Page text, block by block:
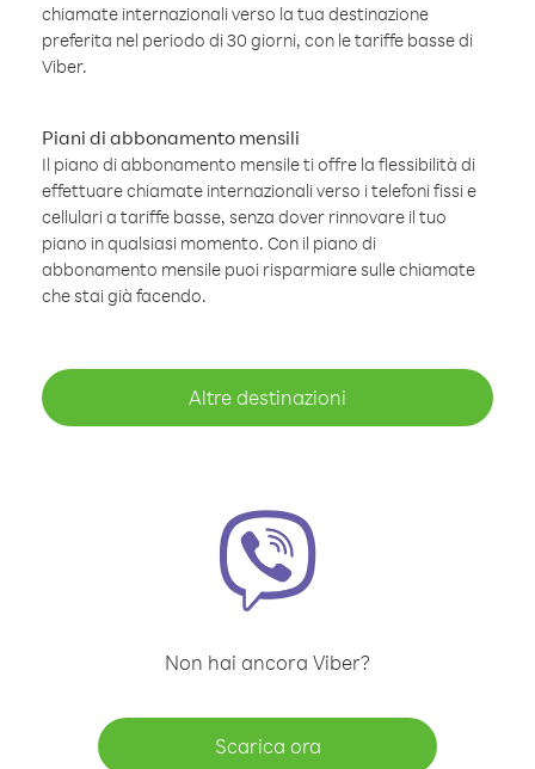
chiamate internazionali verso la tua destinazione
preferita nel periodo di 30 giorni, con le tariffe basse di
Viber.
Piani di abbonamento mensili
Il piano di abbonamento mensile ti offre la flessibilità di
effettuare chiamate internazionali verso i telefoni fissi e
cellulari a tariffe basse, senza dover rinnovare il tuo
piano in qualsiasi momento. Con il piano di
abbonamento mensile puoi risparmiare sulle chiamate
che stai già facendo.
Altre destinazioni
Non hai ancora Viber?
Scarica ora